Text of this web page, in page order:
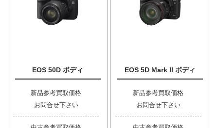
EOS 50D ボディ
新品参考買取価格
お問合せ下さい
EOS 5D Mark II ボディ
新品参考買取価格
お問合せ下さい